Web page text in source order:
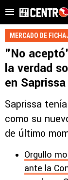
MERCADO DE
"No
la verdad
en
Saprissa
como su
de último
Orgullo
ante la